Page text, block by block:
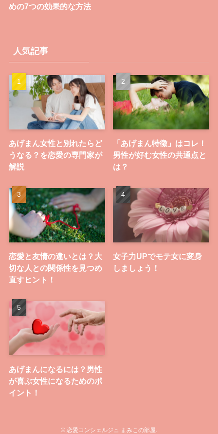
めの7つの効果的な方法
人気記事
あげまん女性と別れたらど
うなる？を恋愛の専門家が
解説
「あげまん特徴」はコレ！
男性が好む女性の共通点と
は？
恋愛と友情の違いとは？大
切な人との関係性を見つめ
直すヒント！
女子力UPでモテ女に変身
しましょう！
あげまんになるには？男性
が喜ぶ女性になるためのポ
イント！
© 恋愛コンシェルジュ まみこの部屋.